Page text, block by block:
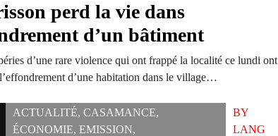
perd la vie dans
d’un bâtiment
d’une rare violence qui ont frappé la localité ce lundi ont
d’une habitation dans le village…
ACTUALITÉ,CASAMANCE,
ÉCONOMIE,EMISSION,
BY
LANG